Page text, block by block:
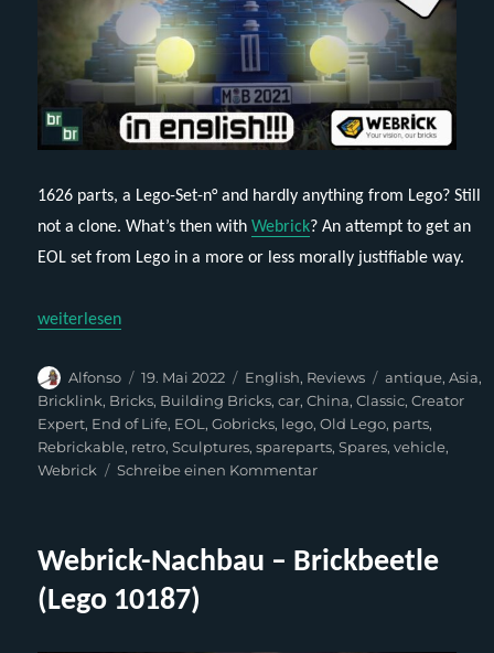
1626 parts, a Lego-Set-n° and hardly anything from Lego? Still
not a clone. What’s then withWebrick? An attempt to get an
EOL set from Lego in a more or less morally justifiable way.
„Webrick-Rebuilt – Brickbeetle (Lego 10187) (English)“
weiterlesen
Autor
Alfonso
Veröffentlicht
am
19. Mai 2022 Kategorien
English, Reviews Schlagwörter
antique,Asia,
Bricklink, Bricks, Building Bricks,car,China,Classic,Creator
Expert, End of Life, EOL ,Gobricks, lego,Old Lego, parts,
Rebrickable, retro,Sculptures,spareparts,Spares,vehicle,
Webrick
Schreibe einen Kommentarzu
Brickbeetle
Webrick-Nachbau – Brickbeetle
(Lego 10187)